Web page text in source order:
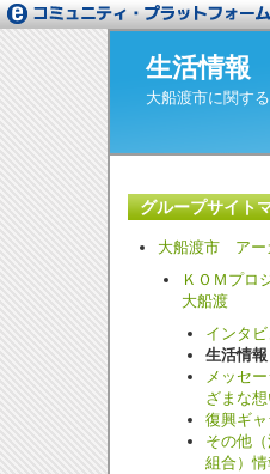
生活情報
大船渡市に関す
グループサイト
大船渡市 アー
ＫＯＭプ
大船渡
インタ
生活情報
メッセ
ざまな
復興ギ
その他（
組合）情